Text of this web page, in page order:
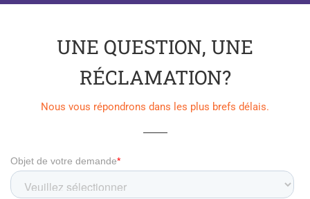
UNE QUESTION, UNE
RÉCLAMATION?
Nous vous répondrons dans les plus brefs délais.